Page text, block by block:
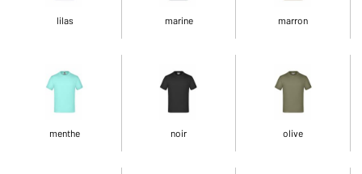
lilas marine marron
menthe noir olive